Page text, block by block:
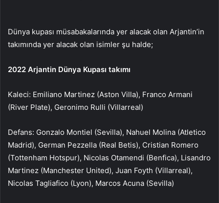
Dünya kupası müsabakalarında yer alacak olan Arjantin’in
takımında yer alacak olan isimler şu halde;
2022 Arjantin Dünya Kupası takımı
Kaleci: Emiliano Martinez (Aston Villa), Franco Armani
(River Plate), Geronimo Rulli (Villarreal)
Defans: Gonzalo Montiel (Sevilla), Nahuel Molina (Atletico
Madrid), German Pezzella (Real Betis), Cristian Romero
(Tottenham Hotspur), Nicolas Otamendi (Benfica), Lisandro
Martinez (Manchester United), Juan Foyth (Villarreal),
Nicolas Tagliafico (Lyon), Marcos Acuna (Sevilla)